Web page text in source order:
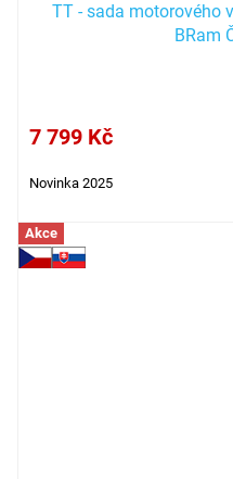
TT - sada motorového
BRam
7 799 Kč
Novinka 2025
Akce